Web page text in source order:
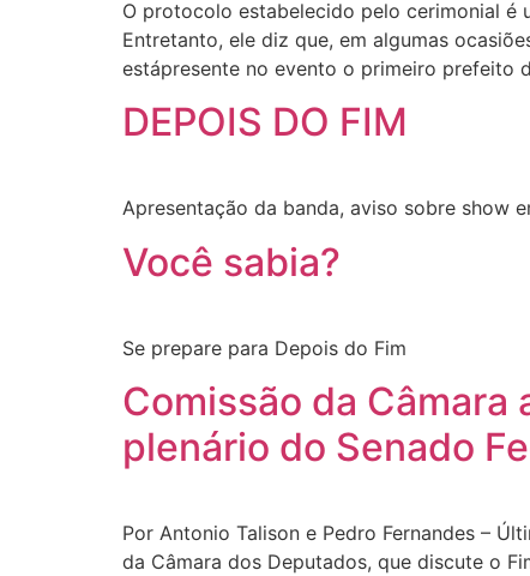
O protocolo estabelecido pelo cerimonial é
Entretanto, ele diz que, em algumas
estápresente no evento o primeiro prefeito
DEPOIS DO FIM
Apresentação da banda, aviso sobre show
Você sabia?
Se prepare para Depois do Fim
Comissão da Câmara
plenário do Senado
Por Antonio Talison e Pedro Fernandes –
da Câmara dos Deputados, que discute o